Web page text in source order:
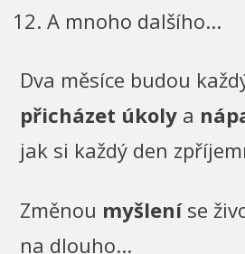
A mnoho dalšího...
Dva měsíce budou
přicházet úkoly a
jak si každý den
Změnou myšleníse
na dlouho...